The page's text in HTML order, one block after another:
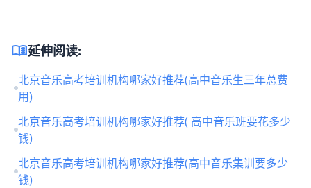
menu_book延伸阅读:
北京音乐高考培训机构哪家好推荐(高中音乐生三年总费
用)
北京音乐高考培训机构哪家好推荐( 高中音乐班要花多少
钱)
北京音乐高考培训机构哪家好推荐(高中音乐集训要多少
钱)